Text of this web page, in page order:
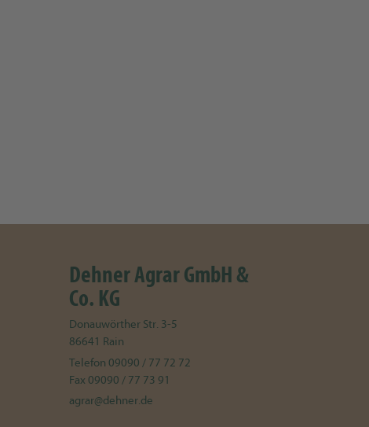
Dehner Agrar GmbH &
Co. KG
Donauwörther Str. 3-5
86641 Rain
Telefon 09090 / 77 72 72
Fax 09090 / 77 73 91
agrar@dehner.de